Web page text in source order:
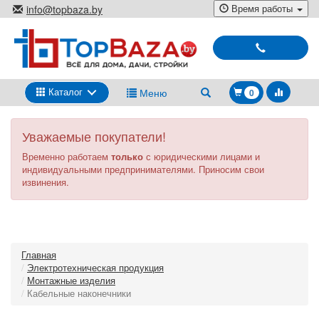
Перейти
к
основному
содержанию
Время работы
info@topbaza.by
г.Минск, ул. Радиальная, 40,
каб. 707-5
Выбирай
ипокупай
Каталог Меню 0
Уважаемые покупатели!
Временно работаем только с юридическими лицами и
индивидуальными предпринимателями. Приносим свои
извинения.
Главная
Электротехническая продукция
Монтажные изделия
Кабельные наконечники